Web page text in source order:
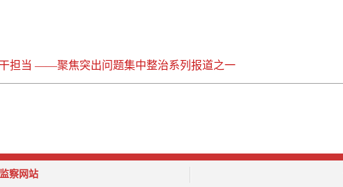
担当 ——聚焦突出问题集中整治系列报道之一
察网站